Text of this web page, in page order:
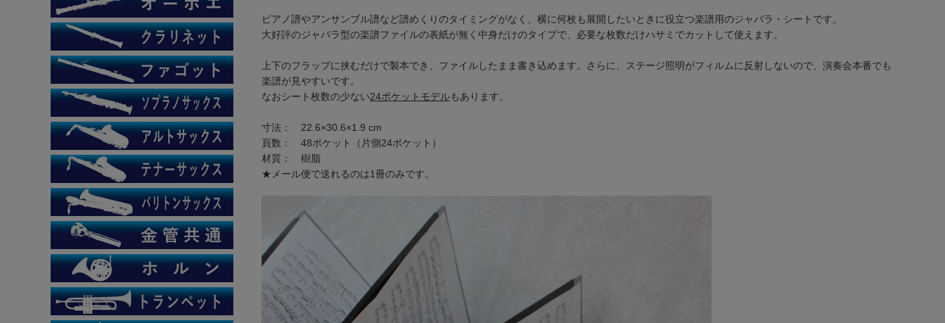
ピアノ譜やアンサンブル譜など譜めくりのタイミングがなく、横に何枚も展開したいときに役立つ楽譜用のジャバラ・シートです。
大好評のジャバラ型の楽譜ファイルの表紙が無く中身だけのタイプで、必要な枚数だけハサミでカットして使えます。
上下のフラップに挟むだけで製本でき、ファイルしたまま書き込めます。さらに、ステージ照明がフィルムに反射しないので、演奏会本番でも
楽譜が見やすいです。
なおシート枚数の少ない24ポケットモデルもあります。
寸法： 22.6×30.6×1.9 cm
頁数： 48ポケット（片側24ポケット）
材質： 樹脂
★メール便で送れるのは1冊のみです。